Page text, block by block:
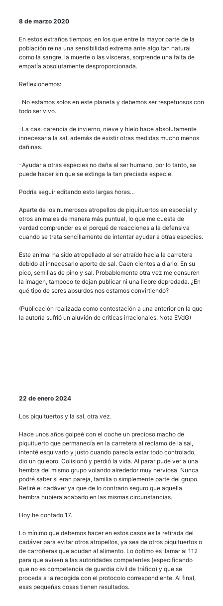
8 de marzo 2020
En estos extraños tiempos, en los que entre la mayor parte de la
población reina una sensibilidad extrema ante algo tan natural
como la sangre, la muerte o las vísceras, sorprende una falta de
empatía absolutamente desproporcionada.
Reflexionemos:
-No estamos solos en este planeta y debemos ser respetuosos con
todo ser vivo.
-La casi carencia de invierno, nieve y hielo hace absolutamente
innecesaria la sal, además de existir otras medidas mucho menos
dañinas.
-Ayudar a otras especies no daña al ser humano, por lo tanto, se
puede hacer sin que se extinga la tan preciada especie.
Podría seguir editando esto largas horas…
Aparte de los numerosos atropellos de piquituertos en especial y
otros animales de manera más puntual, lo que me cuesta de
verdad comprender es el porqué de reacciones a la defensiva
cuando se trata sencillamente de intentar ayudar a otras especies.
Este animal ha sido atropellado al ser atraído hacia la carretera
debido al innecesario aporte de sal. Caen cientos a diario. En su
pico, semillas de pino y sal. Probablemente otra vez me censuren
la imagen, tampoco te dejan publicar ni una liebre depredada. ¿En
qué tipo de seres absurdos nos estamos convirtiendo?
(Publicación realizada como contestación a una anterior en la que
la autoría sufrió un aluvión de críticas irracionales. Nota EVdG)
22 de enero 2024
Los piquituertos y la sal, otra vez.
Hace unos años golpeé con el coche un precioso macho de
piquituerto que permanecía en la carretera al reclamo de la sal,
intenté esquivarlo y justo cuando parecía estar todo controlado,
dio un quiebro. Colisionó y perdió la vida. Al parar pude ver a una
hembra del mismo grupo volando alrededor muy nerviosa. Nunca
podré saber si eran pareja, familia o simplemente parte del grupo.
Retiré el cadáver ya que de lo contrario seguro que aquella
hembra hubiera acabado en las mismas circunstancias.
Hoy he contado 17.
Lo mínimo que debemos hacer en estos casos es la retirada del
cadáver para evitar otros atropellos, ya sea de otros piquituertos o
de carroñeras que acudan al alimento. Lo óptimo es llamar al 112
para que avisen a las autoridades competentes (especificando
que no es competencia de guardia civil de tráfico) y que se
proceda a la recogida con el protocolo correspondiente. Al final,
esas pequeñas cosas tienen resultados.